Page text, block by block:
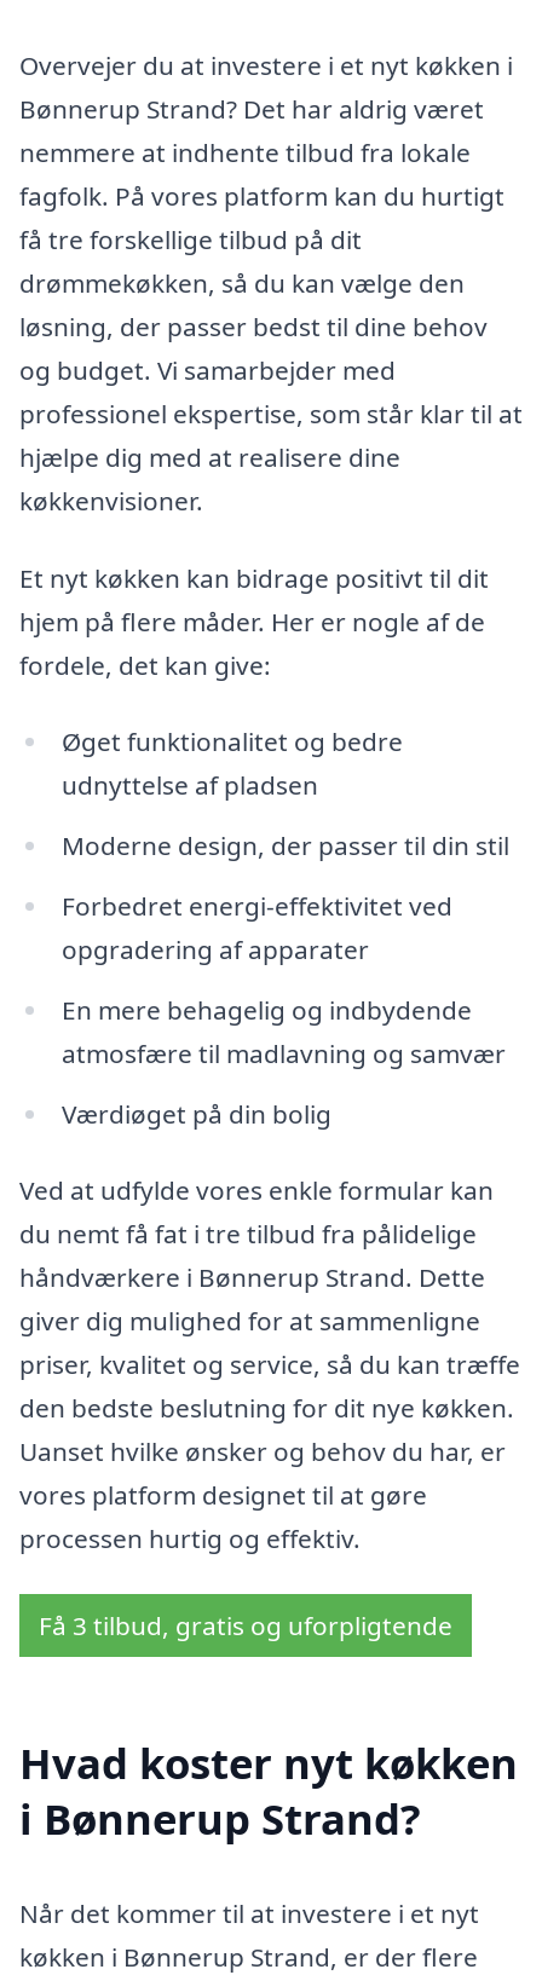
Overvejer du at investere i et nyt køkken i
Bønnerup Strand? Det har aldrig været
nemmere at indhente tilbud fra lokale
fagfolk. På vores platform kan du hurtigt
få tre forskellige tilbud på dit
drømmekøkken, så du kan vælge den
løsning, der passer bedst til dine behov
og budget. Vi samarbejder med
professionel ekspertise, som står klar til at
hjælpe dig med at realisere dine
køkkenvisioner.
Et nyt køkken kan bidrage positivt til dit
hjem på flere måder. Her er nogle af de
fordele, det kan give:
Øget funktionalitet og bedre
udnyttelse af pladsen
Moderne design, der passer til din stil
Forbedret energi-effektivitet ved
opgradering af apparater
En mere behagelig og indbydende
atmosfære til madlavning og samvær
Værdiøget på din bolig
Ved at udfylde vores enkle formular kan
du nemt få fat i tre tilbud fra pålidelige
håndværkere i Bønnerup Strand. Dette
giver dig mulighed for at sammenligne
priser, kvalitet og service, så du kan træffe
den bedste beslutning for dit nye køkken.
Uanset hvilke ønsker og behov du har, er
vores platform designet til at gøre
processen hurtig og effektiv.
Få 3 tilbud, gratis og uforpligtende
Hvad koster nyt køkken
i Bønnerup Strand?
Når det kommer til at investere i et nyt
køkken i Bønnerup Strand, er der flere